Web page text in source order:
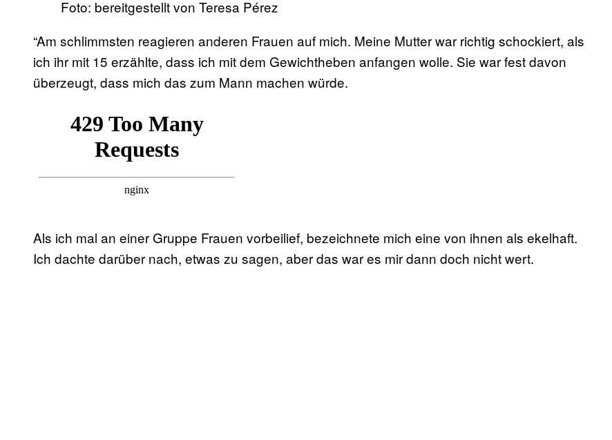
Foto: bereitgestellt von Teresa Pérez
“Am schlimmsten reagieren anderen Frauen auf mich. Meine Mutter war richtig schockiert, als
ich ihr mit 15 erzählte, dass ich mit dem Gewichtheben anfangen wolle. Sie war fest davon
überzeugt, dass mich das zum Mann machen würde.
Als ich mal an einer Gruppe Frauen vorbeilief, bezeichnete mich eine von ihnen als ekelhaft.
Ich dachte darüber nach, etwas zu sagen, aber das war es mir dann doch nicht wert.